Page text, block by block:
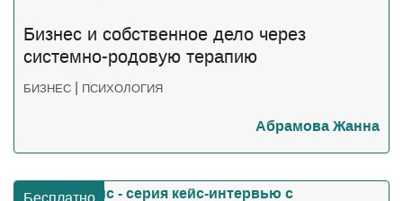
Бизнес и собственное дело через
системно-родовую терапию
БИЗНЕС | ПСИХОЛОГИЯ
Абрамова Жанна